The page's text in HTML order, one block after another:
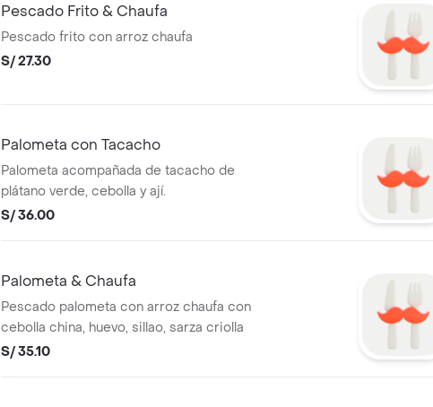
Pescado Frito & Chaufa
Pescado frito con arroz chaufa
S/ 27.30
Palometa con Tacacho
Palometa acompañada de tacacho de
plátano verde, cebolla y ají.
S/ 36.00
Palometa & Chaufa
Pescado palometa con arroz chaufa con
cebolla china, huevo, sillao, sarza criolla
S/ 35.10